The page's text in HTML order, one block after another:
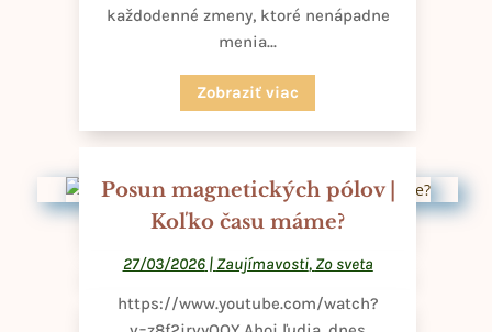
každodenné zmeny, ktoré nenápadne
menia...
Zobraziť viac
Posun magnetických pólov |
Koľko času máme?
27/03/2026| Zaujímavosti, Zo sveta
https://www.youtube.com/watch?